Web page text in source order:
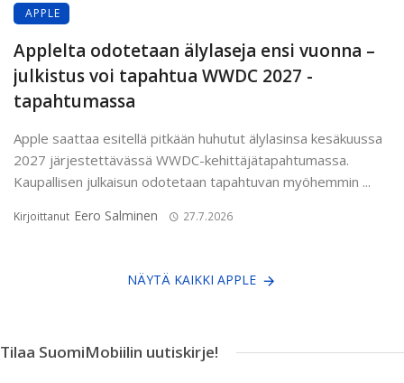
APPLE
Applelta odotetaan älylaseja ensi vuonna –
julkistus voi tapahtua WWDC 2027 -
tapahtumassa
Apple saattaa esitellä pitkään huhutut älylasinsa kesäkuussa
2027 järjestettävässä WWDC-kehittäjätapahtumassa.
Kaupallisen julkaisun odotetaan tapahtuvan myöhemmin ...
Kirjoittanut Eero Salminen 27.7.2026
NÄYTÄ KAIKKI APPLE
Tilaa SuomiMobiilin uutiskirje!